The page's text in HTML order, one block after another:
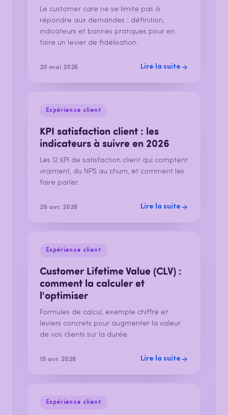
Le customer care ne se limite pas à
répondre aux demandes : définition,
indicateurs et bonnes pratiques pour en
faire un levier de fidélisation.
20 mai 2026 Lire la suite
Expérience client
KPI satisfaction client : les
indicateurs à suivre en 2026
Les 12 KPI de satisfaction client qui comptent
vraiment, du NPS au churn, et comment les
faire parler.
28 avr. 2026 Lire la suite
Expérience client
Customer Lifetime Value (CLV) :
comment la calculer et
l'optimiser
Formules de calcul, exemple chiffré et
leviers concrets pour augmenter la valeur
de vos clients sur la durée.
15 avr. 2026 Lire la suite
Expérience client